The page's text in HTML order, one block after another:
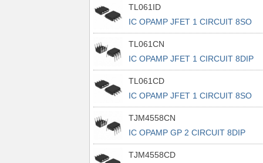
TL061ID
IC OPAMP JFET 1 CIRCUIT 8SO
TL061CN
IC OPAMP JFET 1 CIRCUIT 8DIP
TL061CD
IC OPAMP JFET 1 CIRCUIT 8SO
TJM4558CN
IC OPAMP GP 2 CIRCUIT 8DIP
TJM4558CD